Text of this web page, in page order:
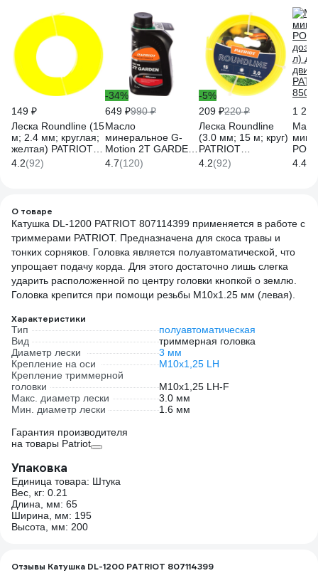
149 ₽
Леска Roundline (15
м; 2.4 мм; круглая;
желтая) PATRIOT
805201017
4.2(92)
-34%
649 ₽990 ₽
Масло
минеральное G-
Motion 2Т GARDEN
(1 л) PATRIOT
850030300
4.7(120)
-5%
209 ₽220 ₽
Леска Roundline
(3.0 мм; 15 м; круг)
PATRIOT
805201019
4.2(92)
1
4.4
О товаре
Катушка DL-1200 PATRIOT 807114399 применяется в работе с
триммерами PATRIOT. Предназначена для скоса травы и
тонких сорняков. Головка является полуавтоматической, что
упрощает подачу корда. Для этого достаточно лишь слегка
ударить расположенной по центру головки кнопкой о землю.
Головка крепится при помощи резьбы М10х1.25 мм (левая).
Характеристики
Тип
полуавтоматическая
Вид
триммерная головка
Диаметр лески
3 мм
Крепление на оси
М10х1,25 LH
Крепление триммерной
головки
М10х1,25 LH-F
Макс. диаметр лески
3.0 мм
Мин. диаметр лески
1.6 мм
Гарантия производителя
на товары Patriot
Упаковка
Единица товара: Штука
Вес, кг: 0.21
Длина, мм: 65
Ширина, мм: 195
Высота, мм: 200
Отзывы Катушка DL-1200 PATRIOT 807114399